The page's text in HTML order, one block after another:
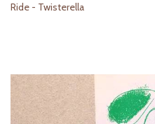
Ride - Twisterella